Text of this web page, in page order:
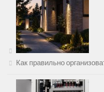
Как правильно